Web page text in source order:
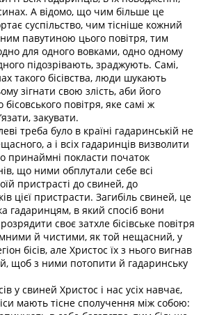
А відомо, що чим більше це
суспільство, чим тісніше кожний
павутиною цього повітря, тим
для одного вовками, одно одному
підозрівають, зраджують. Самі,
такого бісівства, люди шукають
зігнати свою злість, аби його
повітря, яке самі ж
закувати.
треба було в країні гадаринській не
а і всіх гадаринців визволити
принаймні покласти початок
що ними обплутали себе всі
пристрасті до свиней, до
цієї пристрасти. Загибіль свиней, це
гадаринцям, в який спосіб вони
своє затхле бісівське повітря
й чистими, як той нещасний, у
бісів, але Христос їх з нього вигнав
щоб з ними потопити й гадаринську
у свиней Христос і нас усіх навчає,
мають тісне сполучення між собою: